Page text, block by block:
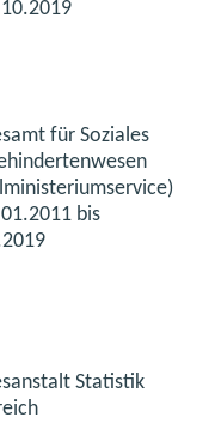
für Soziales
bis
Statistik